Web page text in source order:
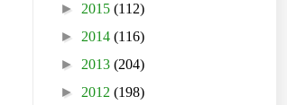
► 2015 (112)
► 2014 (116)
► 2013 (204)
► 2012 (198)